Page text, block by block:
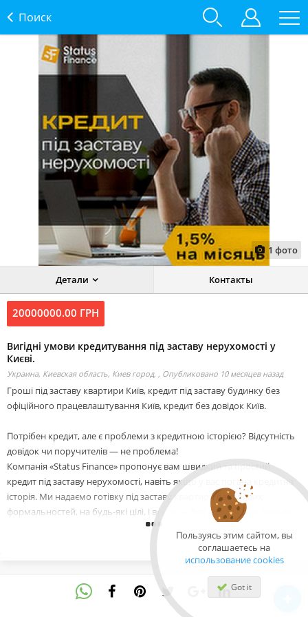
Пользуясь этим сайтом, вы
соглашаетесь на
использование cookies
Got it
Поиск
1 фото
Детали Контакты
20000000.00 ГРН
Вигідні умови кредитування під заставу нерухомості у
Києві.
Украина, Киевская область, Киев город, , Опубликовано 10 месяцев назад
Гроші під заставу квартири Київ, кредит під заставу будинку без
офіційного працевлаштування Київ, кредит без довідок Київ.
Потрібен кредит, але є проблеми з кредитною історією? Відсутність
довідок чи поручителів — не проблема!
Компанія «Status Finance» пропонує вам швидкий та простий
кредит під заставу нерухомості, навіть якщо у вас погана кредитна
історія. Ми надаємо готівку під заставу квартири без зайвих
формальностей, на будь-які цілі, і все це — без довідок про доходи
-Швидке погодження позики — всього за 7 хвилин.
-Простота оформлення — мінімум документів, лише паспорт, ІПН та
документи на майно.